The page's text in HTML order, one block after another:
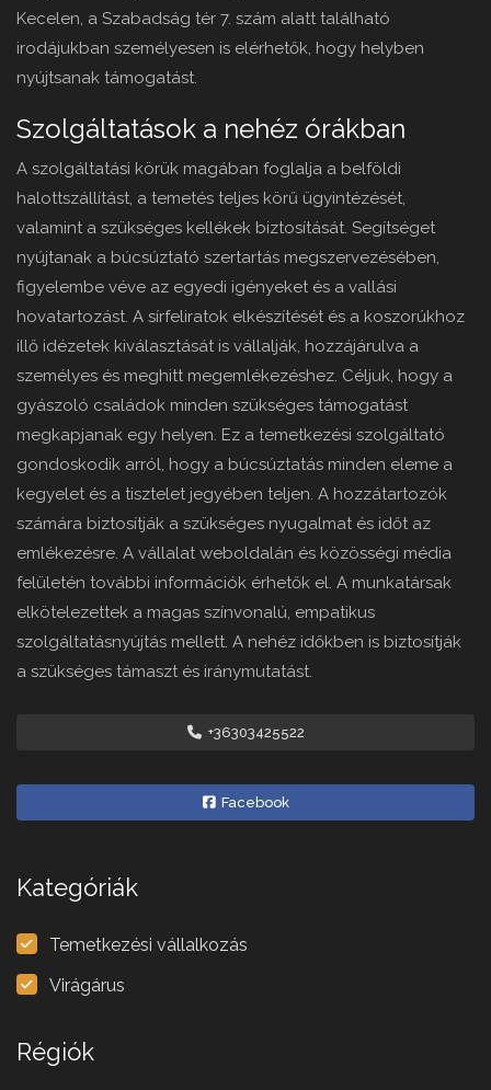
Kecelen, a Szabadság tér 7. szám alatt található
irodájukban személyesen is elérhetők, hogy helyben
nyújtsanak támogatást.
Szolgáltatások a nehéz órákban
A szolgáltatási körük magában foglalja a belföldi
halottszállítást, a temetés teljes körű ügyintézését,
valamint a szükséges kellékek biztosítását. Segítséget
nyújtanak a búcsúztató szertartás megszervezésében,
figyelembe véve az egyedi igényeket és a vallási
hovatartozást. A sírfeliratok elkészítését és a koszorúkhoz
illő idézetek kiválasztását is vállalják, hozzájárulva a
személyes és meghitt megemlékezéshez. Céljuk, hogy a
gyászoló családok minden szükséges támogatást
megkapjanak egy helyen. Ez a temetkezési szolgáltató
gondoskodik arról, hogy a búcsúztatás minden eleme a
kegyelet és a tisztelet jegyében teljen. A hozzátartozók
számára biztosítják a szükséges nyugalmat és időt az
emlékezésre. A vállalat weboldalán és közösségi média
felületén további információk érhetők el. A munkatársak
elkötelezettek a magas színvonalú, empatikus
szolgáltatásnyújtás mellett. A nehéz időkben is biztosítják
a szükséges támaszt és iránymutatást.
+36303425522
Facebook
Kategóriák
Temetkezési vállalkozás
Virágárus
Régiók